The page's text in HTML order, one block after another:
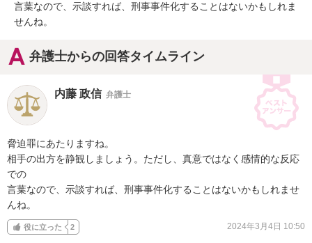
言葉なので、示談すれば、刑事事件化することはないかもしれま
せんね。
弁護士からの回答タイムライン
内藤 政信 弁護士
脅迫罪にあたりますね。
相手の出方を静観しましょう。ただし、真意ではなく感情的な反応
での
言葉なので、示談すれば、刑事事件化することはないかもしれませ
んね。
役に立った 2 2024年3月4日 10:50